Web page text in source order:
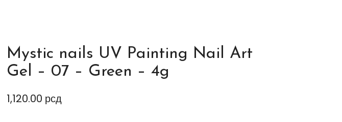
Mystic nails UV Painting Nail Art
Gel – 07 – Green – 4g
1,120.00 рсд